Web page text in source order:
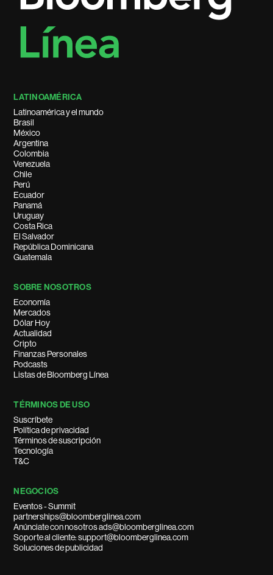
LATINOAMÉRICA
Latinoamérica y el mundo
Brasil
México
Argentina
Colombia
Venezuela
Chile
Perú
Ecuador
Panamá
Uruguay
Costa Rica
El Salvador
República Dominicana
Guatemala
SOBRE NOSOTROS
Economía
Mercados
Dólar Hoy
Actualidad
Cripto
Finanzas Personales
Podcasts
Listas de Bloomberg Línea
TÉRMINOS DE USO
Suscríbete
Política de privacidad
Términos de suscripción
Tecnología
T&C
NEGOCIOS
Eventos - Summit
partnerships@bloomberglinea.com
Anúnciate con nosotros ads@bloomberglinea.com
Soporte al cliente: support@bloomberglinea.com
Soluciones de publicidad